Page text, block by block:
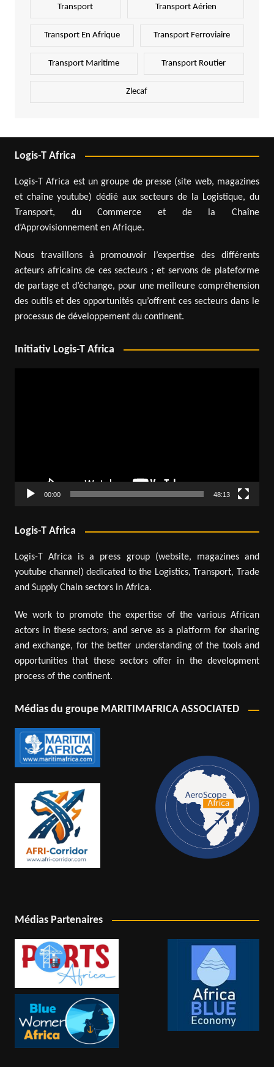
Transport Transport Aérien
Transport En Afrique Transport Ferroviaire
Transport Maritime Transport Routier
Zlecaf
Logis-T Africa
Logis-T Africa est un groupe de presse (site web, magazines
et chaîne youtube) dédié aux secteurs de la Logistique, du
Transport, du Commerce et de la Chaîne
d’Approvisionnement en Afrique.
Nous travaillons à promouvoir l’expertise des différents
acteurs africains de ces secteurs ; et servons de plateforme
de partage et d’échange, pour une meilleure compréhension
des outils et des opportunités qu’offrent ces secteurs dans le
processus de développement du continent.
Initiativ Logis-T Africa
00:00 48:13
Logis-T Africa
Logis-T Africa is a press group (website, magazines and
youtube channel) dedicated to the Logistics, Transport, Trade
and Supply Chain sectors in Africa.
We work to promote the expertise of the various African
actors in these sectors; and serve as a platform for sharing
and exchange, for the better understanding of the tools and
opportunities that these sectors offer in the development
process of the continent.
Médias du groupe MARITIMAFRICA ASSOCIATED
Médias Partenaires